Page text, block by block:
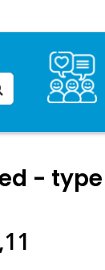
-